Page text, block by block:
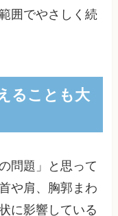
囲でやさしく続
ることも大
問題」と思って
や肩、胸郭まわ
に影響している